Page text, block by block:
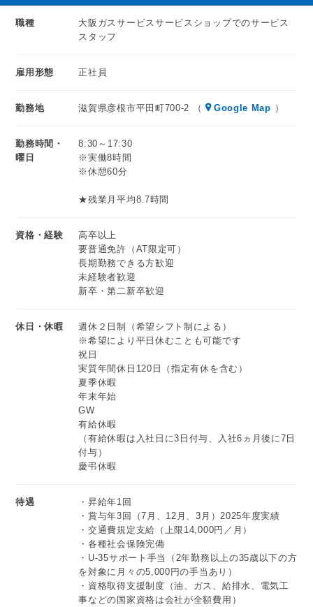
職種
大阪ガスサービスサービスショップでのサービス
スタッフ
雇用形態 正社員
勤務地 滋賀県彦根市平田町700-2 （ Google Map ）
勤務時間・
曜日
8:30～17:30
※実働8時間
※休憩60分
★残業月平均8.7時間
資格・経験
高卒以上
要普通免許（AT限定可）
長期勤務できる方歓迎
未経験者歓迎
新卒・第二新卒歓迎
休日・休暇
週休２日制（希望シフト制による）
※希望により平日休むことも可能です
祝日
実質年間休日120日（指定有休を含む）
夏季休暇
年末年始
GW
有給休暇
（有給休暇は入社日に3日付与、入社6ヵ月後に7日
付与）
慶弔休暇
待遇
・昇給年1回
・賞与年3回（7月、12月、3月）2025年度実績
・交通費規定支給（上限14,000円／月）
・各種社会保険完備
・U-35サポート手当（2年勤務以上の35歳以下の方
を対象に月々の5,000円の手当あり）
・資格取得支援制度（油、ガス、給排水、電気工
事などの国家資格は会社が全額費用）